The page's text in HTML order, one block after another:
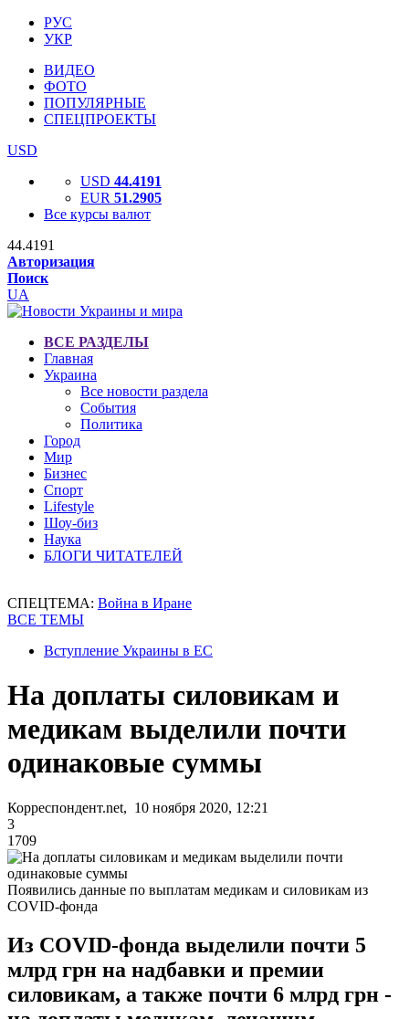
РУС
УКР
ВИДЕО
ФОТО
ПОПУЛЯРНЫЕ
СПЕЦПРОЕКТЫ
USD
USD 44.4191
EUR 51.2905
Все курсы валют
44.4191
Авторизация
Поиск
UA
ВСЕ РАЗДЕЛЫ
Главная
Украина
Все новости раздела
События
Политика
Город
Мир
Бизнес
Спорт
Lifestyle
Шоу-биз
Наука
БЛОГИ ЧИТАТЕЛЕЙ
СПЕЦТЕМА: Война в Иране
ВСЕ ТЕМЫ
Вступление Украины в ЕС
На доплаты силовикам и
медикам выделили почти
одинаковые суммы
Корреспондент.net, 10 ноября 2020, 12:21
3
1709
Появились данные по выплатам медикам и силовикам из
COVID-фонда
Из COVID-фонда выделили почти 5
млрд грн на надбавки и премии
силовикам, а также почти 6 млрд грн -